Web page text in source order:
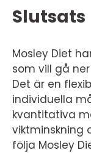
Slutsats
Mosley Diet
som vill gå
Det är en
individuella
kvantitativa
viktminskning
följa Mosley